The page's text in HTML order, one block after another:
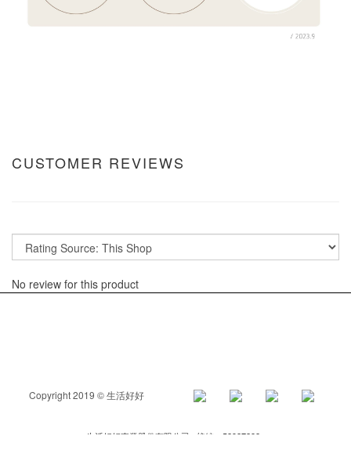
CUSTOMER REVIEWS
No review for this product
Copyright 2019 © 生活好好
生活好好事業股份有限公司 統編：52927282